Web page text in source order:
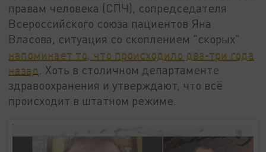
правам человека (СПЧ), сопредседателя
Всероссийского союза пациентов Яна
Власова, ситуация со скоплением "скорых"
напоминает то, что происходило два-три года
назад
. Хоть в столичном департаменте
здравоохранения и утверждают, что всё
происходит в штатном режиме.